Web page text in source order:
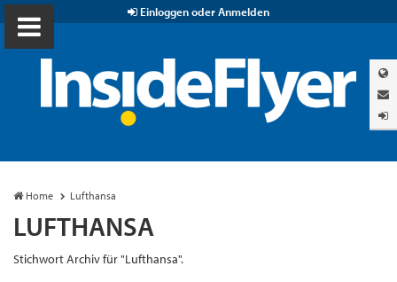
Einloggen oder Anmelden
Home Lufthansa
LUFTHANSA
Stichwort Archiv für "Lufthansa".